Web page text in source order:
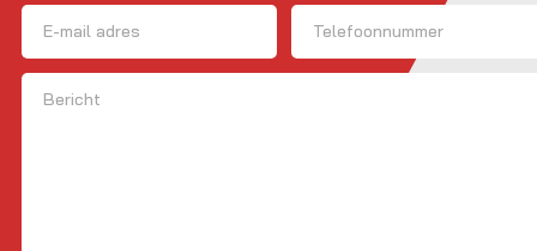
E-mailadres Telefoon
Bericht